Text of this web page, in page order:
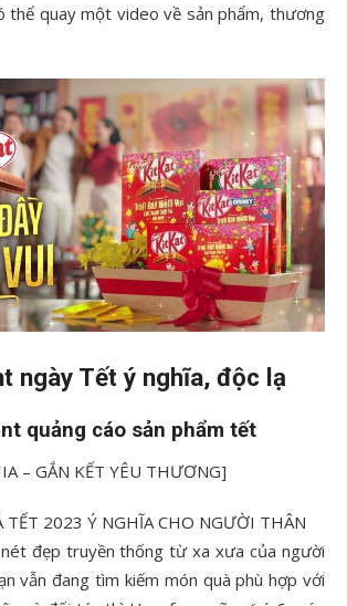
thể quay một video về sản phẩm, thương
ngày Tết ý nghĩa, độc lạ
quảng cáo sản phẩm tết
– GẮN KẾT YÊU THƯƠNG]
TẾT 2023 Ý NGHĨA CHO NGƯỜI THÂN
đẹp truyền thống từ xa xưa của người
vẫn đang tìm kiếm món quà phù hợp với